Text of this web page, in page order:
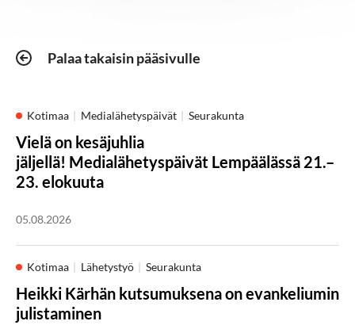
Palaa takaisin pääsivulle
Kotimaa Medialähetyspäivät Seurakunta
Vielä on kesäjuhlia
jäljellä! Medialähetyspäivät Lempäälässä 21.–
23. elokuuta
05.08.2026
Kotimaa Lähetystyö Seurakunta
Heikki Kärhän kutsumuksena on evankeliumin
julistaminen